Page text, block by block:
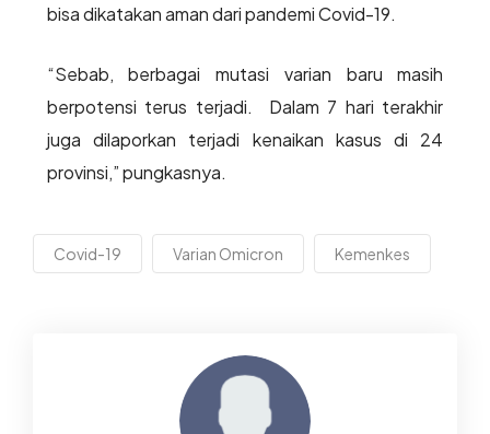
bisa dikatakan aman dari pandemi Covid-19.
“Sebab, berbagai mutasi varian baru masih
berpotensi terus terjadi. Dalam 7 hari terakhir
juga dilaporkan terjadi kenaikan kasus di 24
provinsi,” pungkasnya.
Covid-19 Varian Omicron Kemenkes